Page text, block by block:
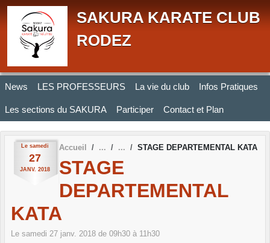
SAKURA KARATE CLUB
RODEZ
News LES PROFESSEURS La vie du club Infos Pratiques
Les sections du SAKURA Participer Contact et Plan
Le samedi
27
JANV. 2018
Accueil STAGE DEPARTEMENTAL KATA
STAGE
DEPARTEMENTAL
KATA
Le samedi 27 janv. 2018 de 09h30 à 11h30
Panneau de gestion des cookies